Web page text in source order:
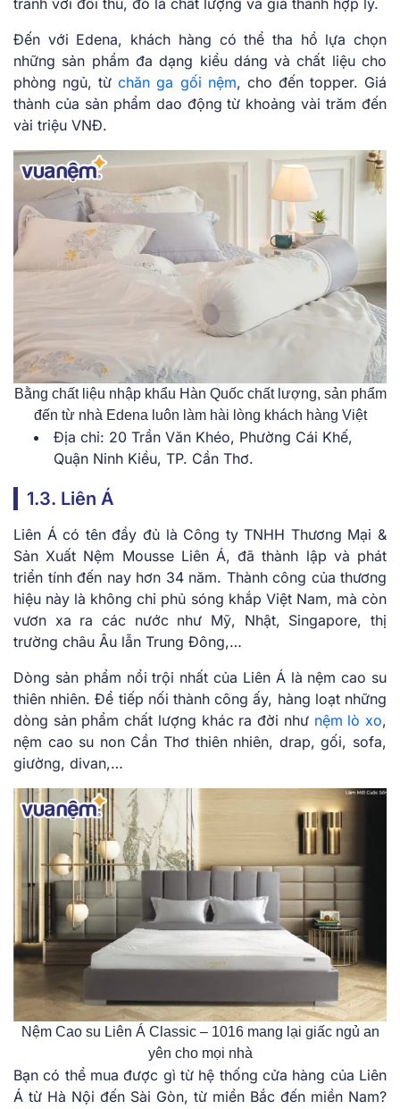
Đến với Edena, khách hàng có thể tha hồ lựa chọn
những sản phẩm đa dạng kiểu dáng và chất liệu cho
phòng ngủ, từ chăn ga gối nệm, cho đến topper. Giá
thành của sản phẩm dao động từ khoảng vài trăm đến
vài triệu VNĐ.
Bằng chất liệu nhập khẩu Hàn Quốc chất lượng, sản phẩm
đến từ nhà Edena luôn làm hài lòng khách hàng Việt
Địa chỉ: 20 Trần Văn Khéo, Phường Cái Khế,
Quận Ninh Kiều, TP. Cần Thơ.
1.3. Liên Á
Liên Á có tên đầy đủ là Công ty TNHH Thương Mại &
Sản Xuất Nệm Mousse Liên Á, đã thành lập và phát
triển tính đến nay hơn 34 năm. Thành công của thương
hiệu này là không chỉ phủ sóng khắp Việt Nam, mà còn
vươn xa ra các nước như Mỹ, Nhật, Singapore, thị
trường châu Âu lẫn Trung Đông,…
Dòng sản phẩm nổi trội nhất của Liên Á là nệm cao su
thiên nhiên. Để tiếp nối thành công ấy, hàng loạt những
dòng sản phẩm chất lượng khác ra đời như nệm lò xo,
nệm cao su non Cần Thơ thiên nhiên, drap, gối, sofa,
giường, divan,…
Nệm Cao su Liên Á Classic – 1016 mang lại giấc ngủ an
yên cho mọi nhà
Bạn có thể mua được gì từ hệ thống cửa hàng của Liên
Á từ Hà Nội đến Sài Gòn, từ miền Bắc đến miền Nam?